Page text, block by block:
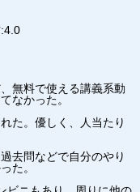
無料で使える講義系動
なかった。
た。優しく、人当たり
去問などで自分のやり
た。